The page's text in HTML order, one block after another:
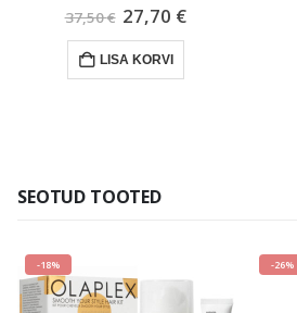
37,50€ Algne
hind
oli:
37,50 €.
27,70 €Praegune
LISA KORVI
SEOTUD TOOTED